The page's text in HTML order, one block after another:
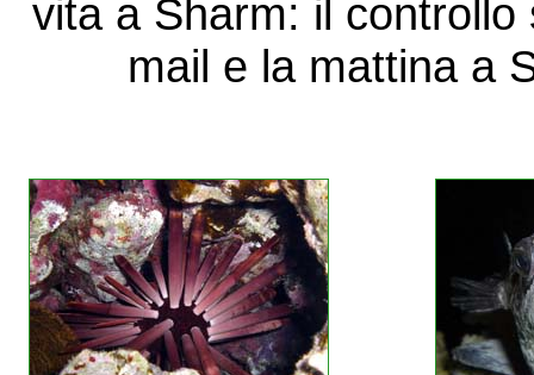
vita a Sharm: il controllo
mail e la mattina a